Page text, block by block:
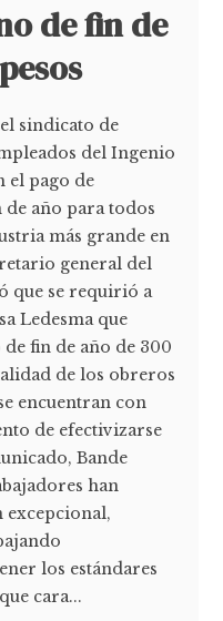
de fin de
sindicato de
del Ingenio
el pago de
año para todos
más grande en
general del
que se requirió a
Ledesma que
fin de año de 300
de los obreros
encuentran con
de efectivizarse
Bande
han
excepcional,
los estándares
cara...